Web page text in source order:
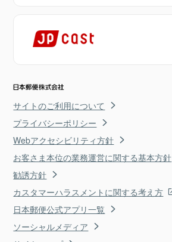
サイトのご利用について
プライバシーポリシー
Webアクセシビリティ方針
お客さま本位の業務運営に関する基本方針
勧誘方針
カスタマーハラスメントに関する考え方
日本郵便公式アプリ一覧
ソーシャルメディア